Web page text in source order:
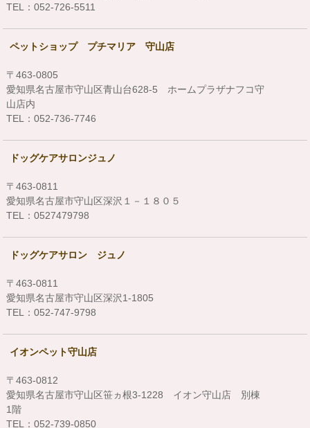
TEL：052-726-5511
ペットショップ プチマリア 守山店
〒463-0805
愛知県名古屋市守山区青山台628-5 ホームプラザナフコ守
山店内
TEL：052-736-7746
ドッグケアサロンジュノ
〒463-0811
愛知県名古屋市守山区深沢１－１８０５
TEL：0527479798
ドッグケアサロン ジュノ
〒463-0811
愛知県名古屋市守山区深沢1-1805
TEL：052-747-9798
イオンペット守山店
〒463-0812
愛知県名古屋市守山区笹ヵ根3-1228 イオン守山店 別棟
1階
TEL：052-739-0850